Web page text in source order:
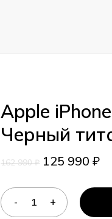
Apple
Черный
162 990₽ 125 990₽